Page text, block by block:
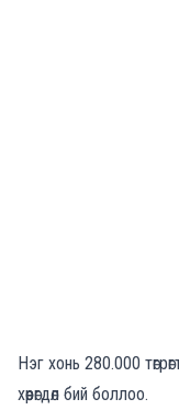
Нэг хонь 280.000
хөөрөгдөл бий боллоо.